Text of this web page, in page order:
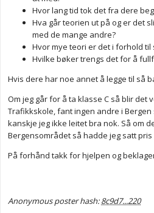
Hvor lang tid tok det fra dere
Hva går teorien ut på og er det
med de mange andre?
Hvor mye teori er det i forhold til
Hvilke bøker trengs det for å
Hvis dere har noe annet å legge til så
Om jeg går for å ta klasse C så blir det
Trafikkskole, fant ingen andre i Bergen
kanskje jeg ikke leitet bra nok. Så om
Bergensområdet så hadde jeg satt pris
På forhånd takk for hjelpen og
Anonymous poster hash:8c9d7...220